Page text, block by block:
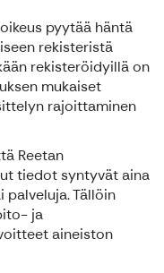
pyytää häntä
rekisteristä
rekisteröidyillä on
mukaiset
rajoittaminen
Reetan
tiedot syntyvät aina
Tällöin
ja
aineiston